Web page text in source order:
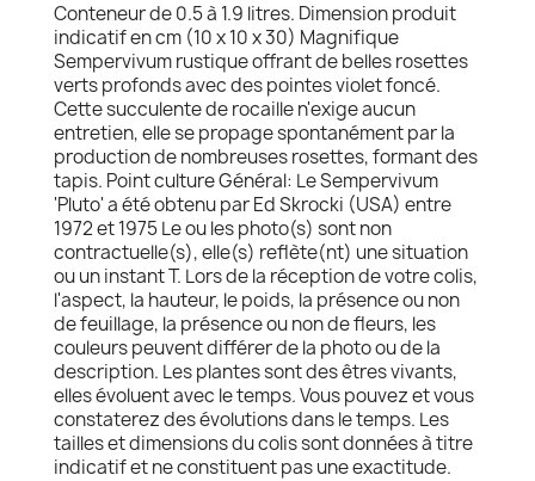
Conteneur de 0.5 à 1.9 litres. Dimension produit
indicatif en cm (10 x 10 x 30) Magnifique
Sempervivum rustique offrant de belles rosettes
verts profonds avec des pointes violet foncé.
Cette succulente de rocaille n'exige aucun
entretien, elle se propage spontanément par la
production de nombreuses rosettes, formant des
tapis. Point culture Général: Le Sempervivum
'Pluto' a été obtenu par Ed Skrocki (USA) entre
1972 et 1975 Le ou les photo(s) sont non
contractuelle(s), elle(s) reflète(nt) une situation
ou un instant T. Lors de la réception de votre colis,
l'aspect, la hauteur, le poids, la présence ou non
de feuillage, la présence ou non de fleurs, les
couleurs peuvent différer de la photo ou de la
description. Les plantes sont des êtres vivants,
elles évoluent avec le temps. Vous pouvez et vous
constaterez des évolutions dans le temps. Les
tailles et dimensions du colis sont données à titre
indicatif et ne constituent pas une exactitude.